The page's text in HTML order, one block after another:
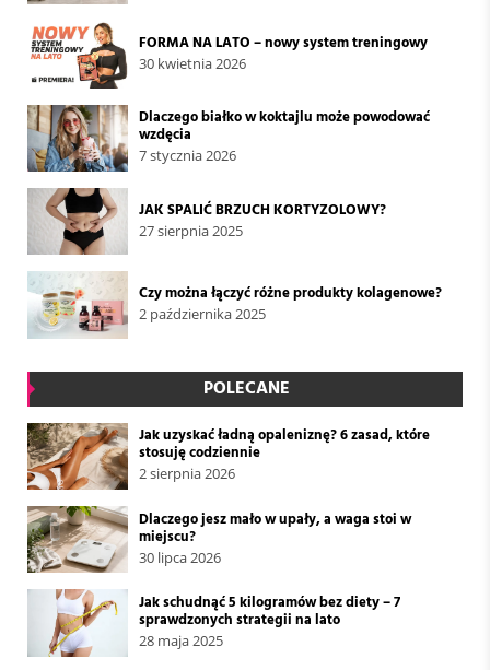
FORMA NA LATO – nowy system treningowy
30 kwietnia 2026
Dlaczego białko w koktajlu może powodować
wzdęcia
7 stycznia 2026
JAK SPALIĆ BRZUCH KORTYZOLOWY?
27 sierpnia 2025
Czy można łączyć różne produkty kolagenowe?
2 października 2025
POLECANE
Jak uzyskać ładną opaleniznę? 6 zasad, które
stosuję codziennie
2 sierpnia 2026
Dlaczego jesz mało w upały, a waga stoi w
miejscu?
30 lipca 2026
Jak schudnąć 5 kilogramów bez diety – 7
sprawdzonych strategii na lato
28 maja 2025